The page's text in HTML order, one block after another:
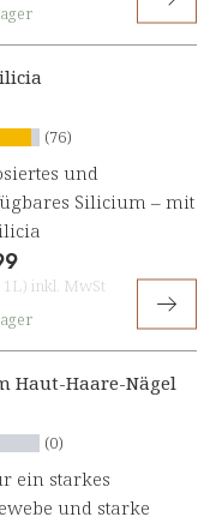
(76)
und
Silicium – mit
1L) inkl. MwSt
Haut-Haare-Nägel
(0)
ein starkes
und starke